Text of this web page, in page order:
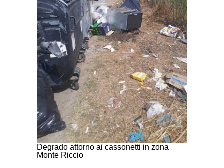
Degrado attorno ai cassonetti in zona
Monte Riccio